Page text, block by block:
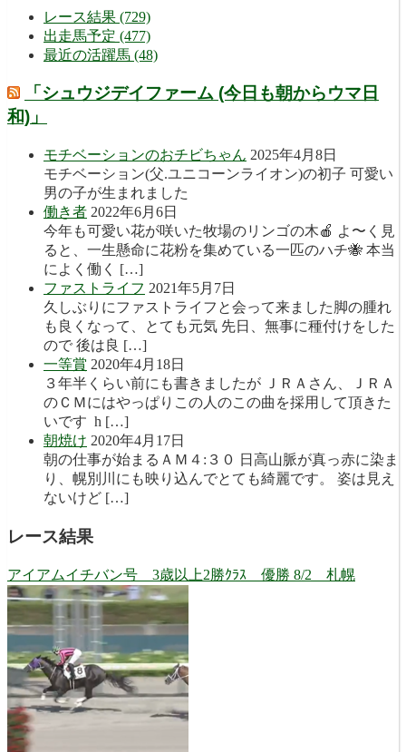
レース結果 (729)
出走馬予定 (477)
最近の活躍馬 (48)
「シュウジデイファーム (今日も朝からウマ日
和)」
モチベーションのおチビちゃん 2025年4月8日
モチベーション(父.ユニコーンライオン)の初子 可愛い
男の子が生まれました
働き者 2022年6月6日
今年も可愛い花が咲いた牧場のリンゴの木🍎 よ〜く見
ると、一生懸命に花粉を集めている一匹のハチ🐝 本当
によく働く […]
ファストライフ 2021年5月7日
久しぶりにファストライフと会って来ました脚の腫れ
も良くなって、とても元気 先日、無事に種付けをした
ので 後は良 […]
一等賞 2020年4月18日
３年半くらい前にも書きましたが ＪＲＡさん、ＪＲＡ
のＣＭにはやっぱりこの人のこの曲を採用して頂きた
いです h […]
朝焼け 2020年4月17日
朝の仕事が始まるＡＭ４:３０ 日高山脈が真っ赤に染ま
り、幌別川にも映り込んでとても綺麗です。 姿は見え
ないけど […]
レース結果
アイアムイチバン号 3歳以上2勝ｸﾗｽ 優勝 8/2 札幌